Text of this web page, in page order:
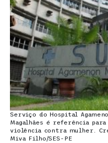
Serviço do Hospital
Magalhães é referência para
violência contra mulher.
Miva Filho/SES-PE